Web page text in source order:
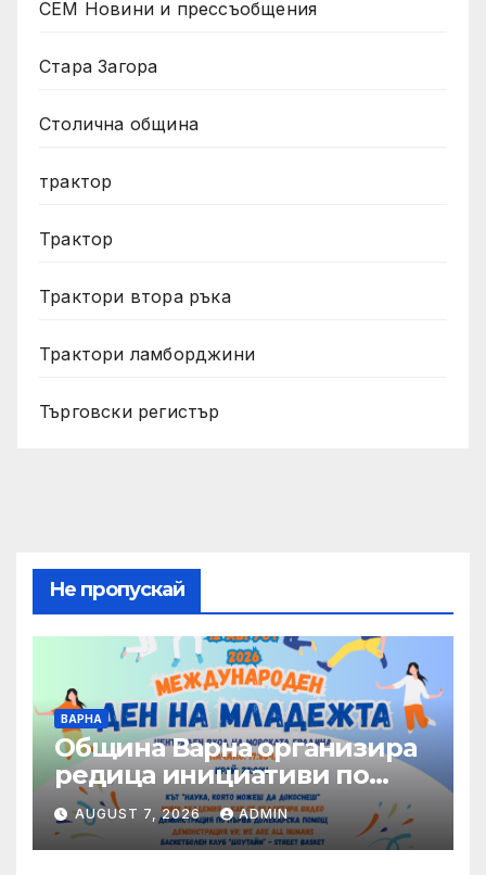
СЕМ Новини и прессъобщения
Стара Загора
Столична община
трактор
Трактор
Трактори втора ръка
Трактори ламборджини
Търговски регистър
Не пропускай
ВАРНА
Община Варна организира
редица инициативи по
повод Международния ден
на младежта – 12 август
AUGUST 7, 2026 ADMIN